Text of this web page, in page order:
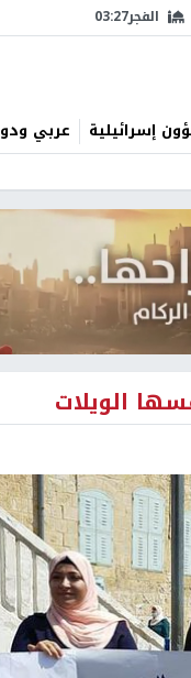
الفجر03:27
إسرائيلية عربي
الويلات